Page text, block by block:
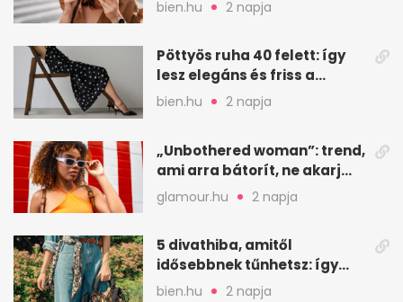
bien.hu 2 napja
Pöttyös ruha 40 felett: így
lesz elegáns és friss a
kedvenc minta
bien.hu 2 napja
„Unbothered woman”: trend,
ami arra bátorít, ne akarj
mindenkinek megfelelni
glamour.hu 2 napja
5 divathiba, amitől
idősebbnek tűnhetsz: így
frissíts a megjelenéseden
bien.hu 2 napja